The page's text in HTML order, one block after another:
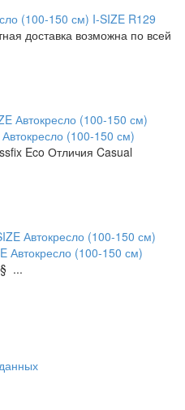
(100-150 см) I-SIZE R129
доставка возможна по всей
(100-150 см)
Eco Отличия Casual
Автокресло (100-150 см)
§ ...